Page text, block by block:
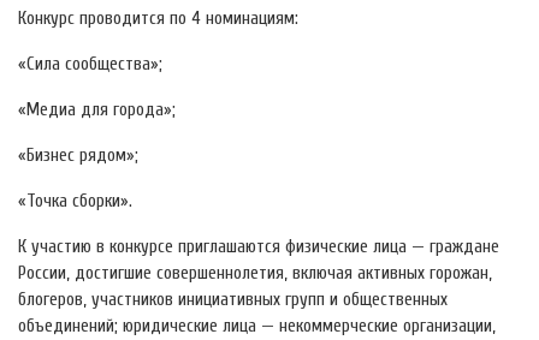
Конкурс проводится по 4 номинациям:
«Сила сообщества»;
«Медиа для города»;
«Бизнес рядом»;
«Точка сборки».
К участию в конкурсе приглашаются физические лица — граждане
России, достигшие совершеннолетия, включая активных горожан,
блогеров, участников инициативных групп и общественных
объединений; юридические лица — некоммерческие организации,